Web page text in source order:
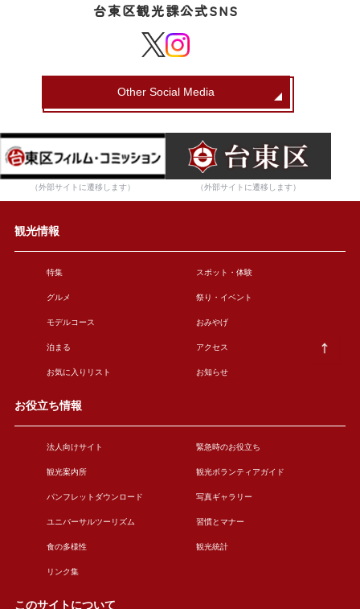
台東区観光課公式SNS
Other Social Media
（外部サイトに遷移します） （外部サイトに遷移します）
観光情報
特集 スポット・体験
グルメ 祭り・イベント
モデルコース おみやげ
泊まる アクセス
お気に入りリスト お知らせ
お役立ち情報
法人向けサイト 緊急時のお役立ち
観光案内所 観光ボランティアガイド
パンフレットダウンロード 写真ギャラリー
ユニバーサルツーリズム 習慣とマナー
食の多様性 観光統計
リンク集
このサイトについて